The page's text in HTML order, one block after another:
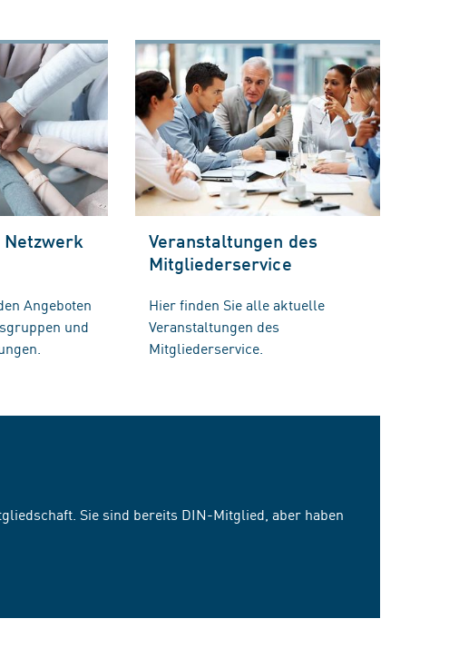
Angeboten
und
Veranstaltungen des
Mitgliederservice
Hier finden Sie alle aktuelle
Veranstaltungen des
Mitgliederservice.
Sie sind bereits DIN-Mitglied, aber haben